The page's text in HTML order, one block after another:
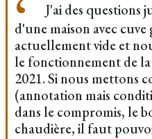
J'ai des questions
d'une maison avec cuve
actuellement vide et
le fonctionnement de
2021. Si nous mettons
(annotation mais
dans le compromis, le
chaudière, il faut